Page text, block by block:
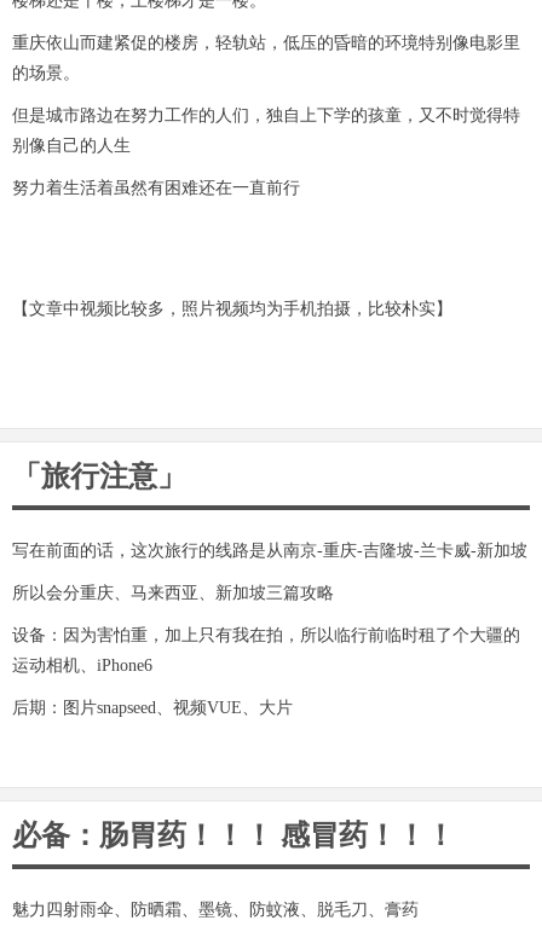
e
重庆依山而建紧促的楼房，轻轨站，低压的昏暗的环境特别像电影里
的场景。
但是城市路边在努力工作的人们，独自上下学的孩童，又不时觉得特
别像自己的人生
努力着生活着虽然有困难还在一直前行
【文章中视频比较多，照片视频均为手机拍摄，比较朴实】
「旅行注意」
写在前面的话，这次旅行的线路是从南京-重庆-吉隆坡-兰卡威-新加坡
所以会分重庆、马来西亚、新加坡三篇攻略
设备：因为害怕重，加上只有我在拍，所以临行前临时租了个大疆的
运动相机、iPhone6
后期：图片snapseed、视频VUE、大片
必备：肠胃药！！！ 感冒药！！！
魅力四射雨伞、防晒霜、墨镜、防蚊液、脱毛刀、膏药